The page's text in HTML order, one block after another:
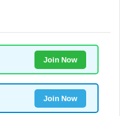
Join Now
Join Now